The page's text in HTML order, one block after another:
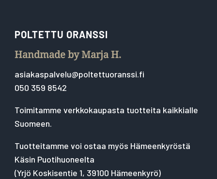
POLTETTU ORANSSI
Handmade by Marja H.
asiakaspalvelu@poltettuoranssi.fi
050 359 8542
Toimitamme verkkokaupasta tuotteita kaikkialle
Suomeen.
Tuotteitamme voi ostaa myös Hämeenkyröstä
Käsin Puotihuoneelta
(Yrjö Koskisentie 1, 39100 Hämeenkyrö)